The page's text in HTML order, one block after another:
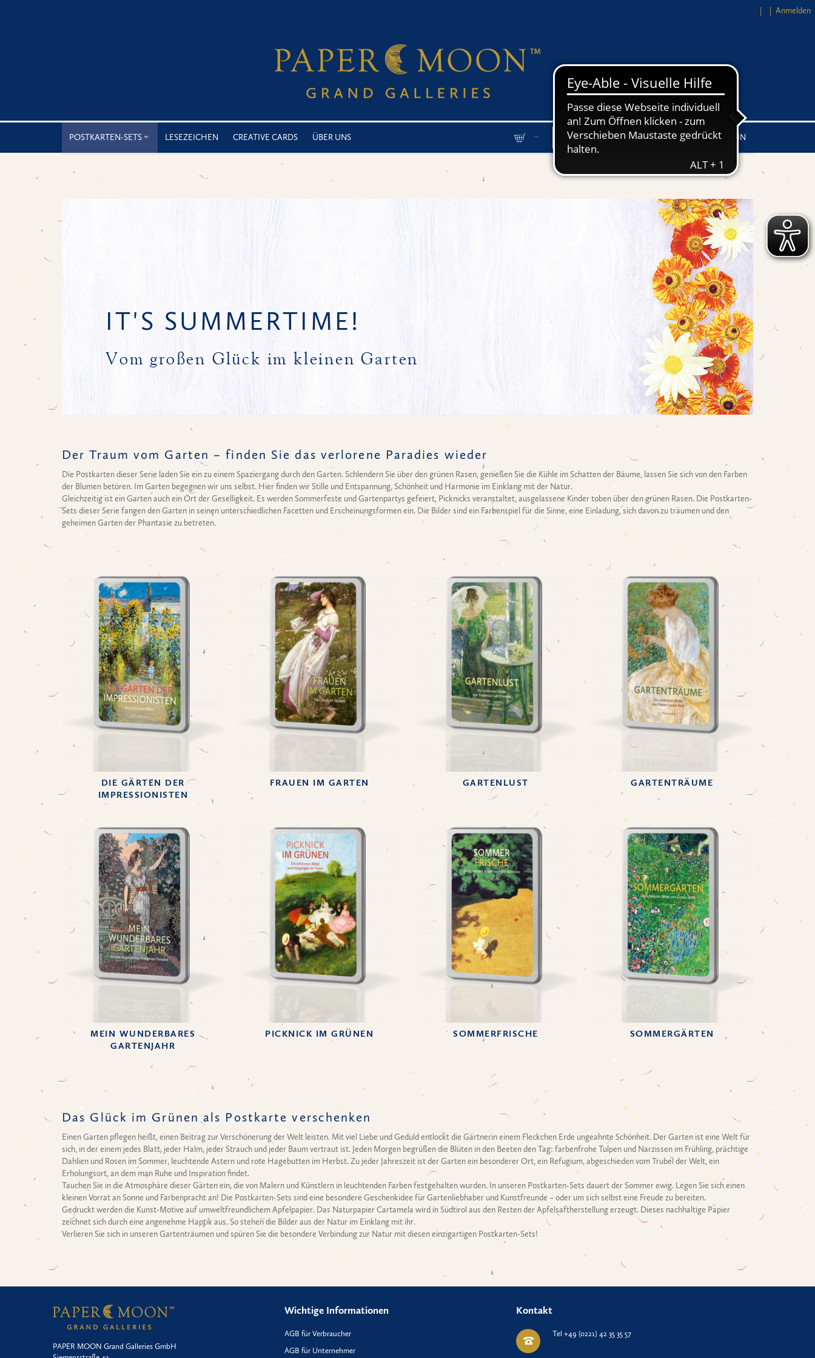
Anmelden
Händler LOG-IN
POSTKARTEN-SETS LESEZEICHEN CREATIVE CARDS ÜBER UNS
IT'S SUMMERTIME!
Vom großen Glück im kleinen Garten
Der Traum vom Garten – finden Sie das verlorene Paradies wieder
Die Postkarten dieser Serie laden Sie ein zu einem Spaziergang durch den Garten. Schlendern Sie über den grünen Rasen, genießen Sie die Kühle im Schatten der Bäume, lassen Sie sich von den Farben
der Blumen betören. Im Garten begegnen wir uns selbst. Hier finden wir Stille und Entspannung, Schönheit und Harmonie im Einklang mit der Natur.
Gleichzeitig ist ein Garten auch ein Ort der Geselligkeit. Es werden Sommerfeste und Gartenpartys gefeiert, Picknicks veranstaltet, ausgelassene Kinder toben über den grünen Rasen. Die Postkarten-
Sets dieser Serie fangen den Garten in seinen unterschiedlichen Facetten und Erscheinungsformen ein. Die Bilder sind ein Farbenspiel für die Sinne, eine Einladung, sich davon zu träumen und den
geheimen Garten der Phantasie zu betreten.
DIE GÄRTEN DER
IMPRESSIONISTEN
FRAUEN IM GARTEN GARTENLUST GARTENTRÄUME
MEIN WUNDERBARES
GARTENJAHR
PICKNICK IM GRÜNEN SOMMERFRISCHE SOMMERGÄRTEN
Das Glück im Grünen als Postkarte verschenken
Einen Garten pflegen heißt, einen Beitrag zur Verschönerung der Welt leisten. Mit viel Liebe und Geduld entlockt die Gärtnerin einem Fleckchen Erde ungeahnte Schönheit. Der Garten ist eine Welt für
sich, in der einem jedes Blatt, jeder Halm, jeder Strauch und jeder Baum vertraut ist. Jeden Morgen begrüßen die Blüten in den Beeten den Tag: farbenfrohe Tulpen und Narzissen im Frühling, prächtige
Dahlien und Rosen im Sommer, leuchtende Astern und rote Hagebutten im Herbst. Zu jeder Jahreszeit ist der Garten ein besonderer Ort, ein Refugium, abgeschieden vom Trubel der Welt, ein
Erholungsort, an dem man Ruhe und Inspiration findet.
Tauchen Sie in die Atmosphäre dieser Gärten ein, die von Malern und Künstlern in leuchtenden Farben festgehalten wurden. In unseren Postkarten-Sets dauert der Sommer ewig. Legen Sie sich einen
kleinen Vorrat an Sonne und Farbenpracht an! Die Postkarten-Sets sind eine besondere Geschenkidee für Gartenliebhaber und Kunstfreunde – oder um sich selbst eine Freude zu bereiten.
Gedruckt werden die Kunst-Motive auf umweltfreundlichem Apfelpapier. Das Naturpapier Cartamela wird in Südtirol aus den Resten der Apfelsaftherstellung erzeugt. Dieses nachhaltige Papier
zeichnet sich durch eine angenehme Haptik aus. So stehen die Bilder aus der Natur im Einklang mit ihr.
Verlieren Sie sich in unseren Gartenträumen und spüren Sie die besondere Verbindung zur Natur mit diesen einzigartigen Postkarten-Sets!
PAPER MOON Grand Galleries GmbH
Wichtige Informationen
AGB für Verbraucher
AGB für Unternehmer
Kontakt
Tel +49 (0221) 42 35 35 57